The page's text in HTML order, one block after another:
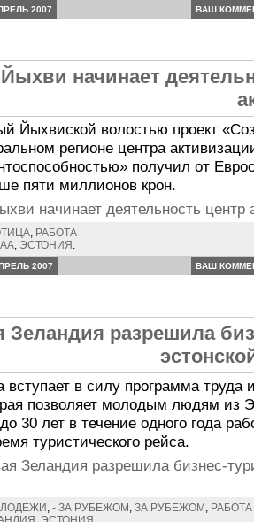
2007 ВАШ
начинает
Йыхвиской волостью проект
регионе центра
получил от
пяти миллионов крон.
начинает деятельность
, РАБОТА
, ЭСТОНИЯ .
2007 ВАШ
Зеландия разрешила
вступает в силу программа труда
позволяет молодым людям из
30 лет в течение одного года
туристического рейса.
Зеландия разрешила бизнес-
, - ЗА РУБЕЖОМ , ЗА РУБЕЖОМ , РАБОТА